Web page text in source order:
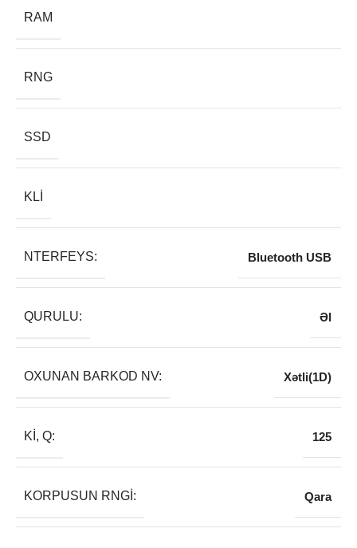
RAM
RNG
SSD
KLI
NTERFEYS: Bluetooth USB
QURULU: Əl
OXUNAN BARKOD NV: Xətli(1D)
KI, Q: 125
KORPUSUN RNGI: Qara